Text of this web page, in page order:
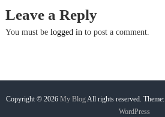
s
t
a
Leave a Reply
You must be logged into post a comment.
Copyright © 2026 My BlogAll rights reserved. Theme:
WordPress